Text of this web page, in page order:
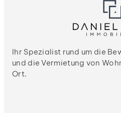
Ihr Spezialist rund um die
und die Vermietung von
Ort.